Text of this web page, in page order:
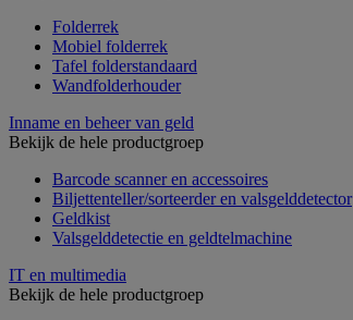
Folderrek
Mobiel folderrek
Tafel folderstandaard
Wandfolderhouder
Inname en beheer van geld
Bekijk de hele productgroep
Barcode scanner en accessoires
Biljettenteller/sorteerder en valsgelddetector
Geldkist
Valsgelddetectie en geldtelmachine
IT en multimedia
Bekijk de hele productgroep